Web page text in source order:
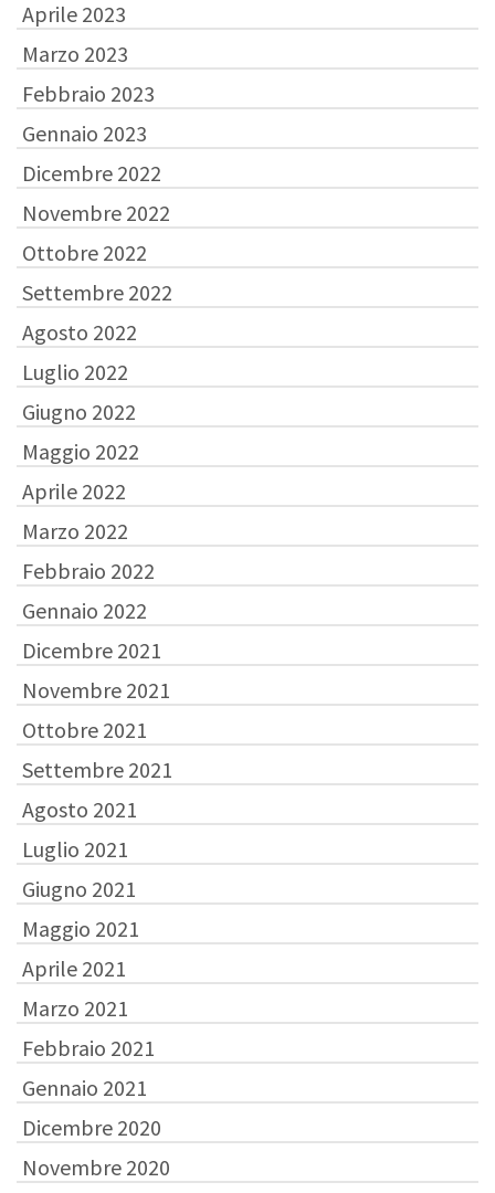
Aprile 2023
Marzo 2023
Febbraio 2023
Gennaio 2023
Dicembre 2022
Novembre 2022
Ottobre 2022
Settembre 2022
Agosto 2022
Luglio 2022
Giugno 2022
Maggio 2022
Aprile 2022
Marzo 2022
Febbraio 2022
Gennaio 2022
Dicembre 2021
Novembre 2021
Ottobre 2021
Settembre 2021
Agosto 2021
Luglio 2021
Giugno 2021
Maggio 2021
Aprile 2021
Marzo 2021
Febbraio 2021
Gennaio 2021
Dicembre 2020
Novembre 2020